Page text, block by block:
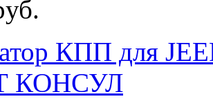
уб.
КПП для
КОНСУЛ